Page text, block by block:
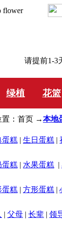
flower
请提前1-3
绿植 花篮
：首页 →本地
蛋糕 | 生日蛋糕 |
蛋糕 | 水果蛋糕 |
蛋糕 | 方形蛋糕 |
| 父母 | 长辈 | 领